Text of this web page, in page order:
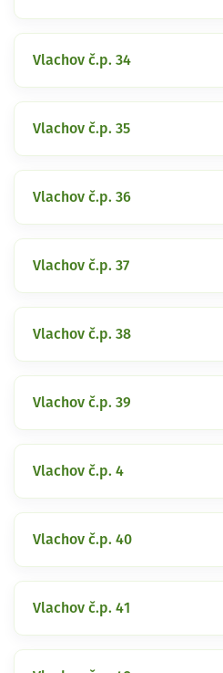
Vlachov č.p. 34
Vlachov č.p. 35
Vlachov č.p. 36
Vlachov č.p. 37
Vlachov č.p. 38
Vlachov č.p. 39
Vlachov č.p. 4
Vlachov č.p. 40
Vlachov č.p. 41